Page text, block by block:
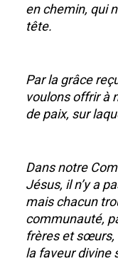
en chemin, qui
tête.
Par la grâce
voulons offrir à
de paix, sur
Dans notre
Jésus, il n’y a
mais chacun
communauté,
frères et sœurs,
la faveur divine